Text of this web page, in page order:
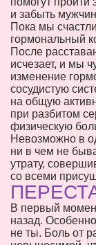
и забыть
Пока мы
гормональный
После
исчезает, и мы
изменение
сосудистую
на общую
при разбитом
физическую
Невозможно в
ни в чем не
утрату,
со всеми
В первый
назад.
не ты. Боль от